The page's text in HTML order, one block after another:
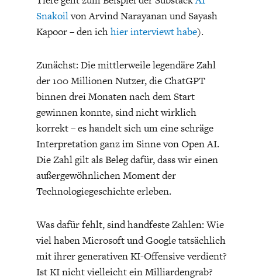
Snakoilvon Arvind Narayanan und Sayash
Kapoor – den ichhier interviewt habe).
Zunächst: Die mittlerweile legendäre Zahl
der 100 Millionen Nutzer, die ChatGPT
binnen drei Monaten nach dem Start
gewinnen konnte, sind nicht wirklich
korrekt – es handelt sich um eine schräge
Interpretation ganz im Sinne von Open AI.
Die Zahl gilt als Beleg dafür, dass wir einen
außergewöhnlichen Moment der
Technologiegeschichte erleben.
Was dafür fehlt, sind handfeste Zahlen: Wie
viel haben Microsoft und Google tatsächlich
mit ihrer generativen KI-Offensive verdient?
Ist KI nicht vielleicht ein Milliardengrab?